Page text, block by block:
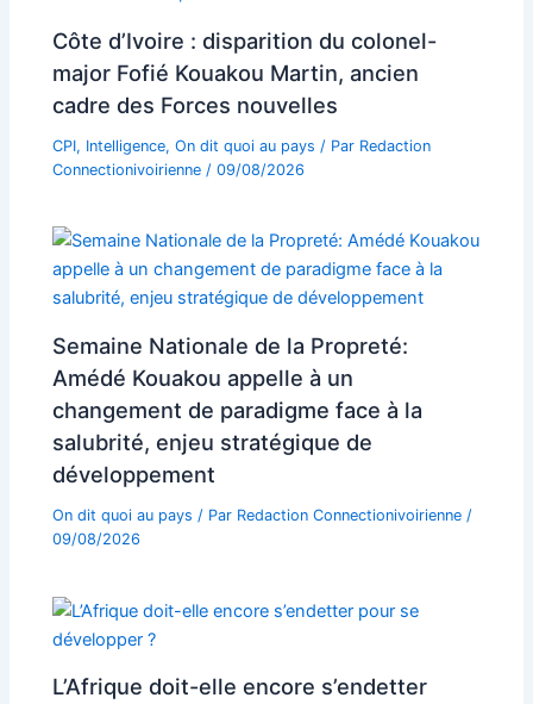
Côte d’Ivoire : disparition du colonel-
major Fofié Kouakou Martin, ancien
cadre des Forces nouvelles
CPI, Intelligence,On dit quoi au pays / Par Redaction
Connectionivoirienne /09/08/2026
Semaine Nationale de la Propreté:
Amédé Kouakou appelle à un
changement de paradigme face à la
salubrité, enjeu stratégique de
développement
On dit quoi au pays / Par Redaction Connectionivoirienne /
09/08/2026
L’Afrique doit-elle encore s’endetter